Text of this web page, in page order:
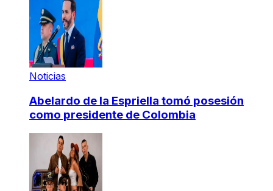
Noticias
Abelardo de la Espriella tomó posesión
como presidente de Colombia